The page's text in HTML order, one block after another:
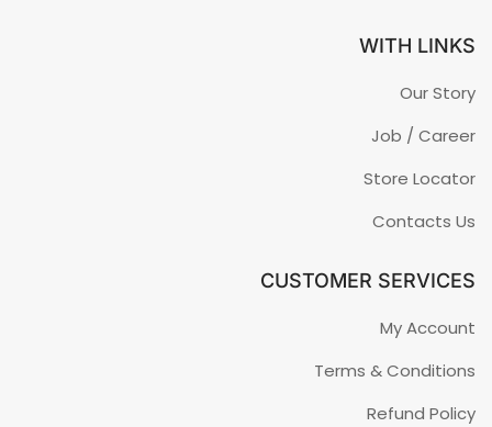
WITH LINKS
Our Story
Job / Career
Store Locator
Contacts Us
CUSTOMER SERVICES
My Account
Terms & Conditions
Refund Policy